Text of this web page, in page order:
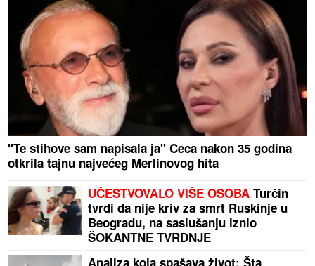
"Te stihove sam napisala ja" Ceca nakon 35 godina
otkrila tajnu najvećeg Merlinovog hita
UČESTVOVALO VIŠE OSOBA Turčin
tvrdi da nije kriv za smrt Ruskinje u
Beogradu, na saslušanju iznio
ŠOKANTNE TVRDNJE